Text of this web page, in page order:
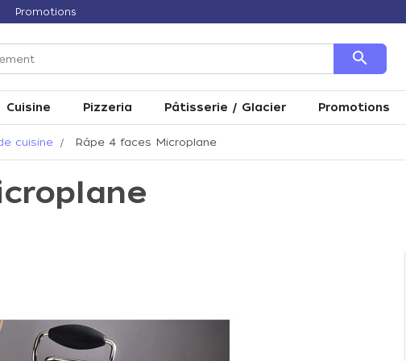
Promotions
search
Cuisine Pizzeria Pâtisserie / Glacier Promotions
cuisine Râpe 4 faces Microplane